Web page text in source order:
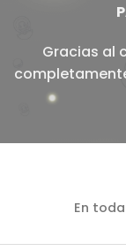
Gracias al
En